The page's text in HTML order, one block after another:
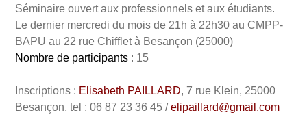
Séminaire ouvert aux professionnels et aux étudiants.
Le dernier mercredi du mois de 21h à 22h30 au CMPP-
BAPU au 22 rue Chifflet à Besançon (25000)
Nombre de participants : 15
Inscriptions : Elisabeth PAILLARD, 7 rue Klein, 25000
Besançon, tel : 06 87 23 36 45 /elipaillard@gmail.com